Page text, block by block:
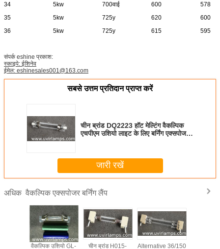
34
5kw 700वाई 600
578
35
5kw 725y 620
600
36
5kw 725y 615 595
संपर्क eshine प्रकाश:
स्काइपे: ईशिनेव
ईमेल: eshinesales001@163.com
सबसे उत्तम प्रतिदान प्राप्त करें
चीन ब्रांड DQ2223 हॉट मेल्टिंग वैकल्पिक
एचपीएम उशियो लाइट के लिए बर्निंग एक्सपोजर
जारी रखें
अधिक वैकल्पिक एक्सपोजर बर्निंग लैंप
वैकल्पिक उशियो GL- चीन ब्रांड H015- Alternative 36/150